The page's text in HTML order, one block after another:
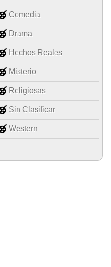
Comedia
Drama
Hechos Reales
Misterio
Religiosas
Sin Clasificar
Western